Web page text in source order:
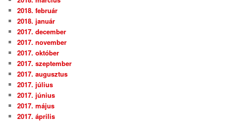
2018. február
2018. január
2017. december
2017. november
2017. október
2017. szeptember
2017. augusztus
2017. július
2017. június
2017. május
2017. április